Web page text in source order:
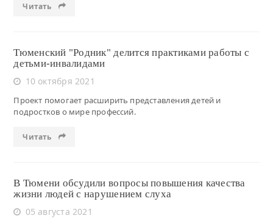
Читать
Тюменский "Родник" делится практиками работы с
детьми-инвалидами
10 октября 2021
Проект помогает расширить представления детей и
подростков о мире профессий.
Читать
В Тюмени обсудили вопросы повышения качества
жизни людей с нарушением слуха
05 августа 2021